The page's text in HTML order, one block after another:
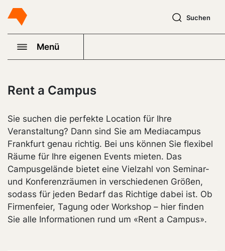
Suchen
Menü
Rent a Campus
Sie suchen die perfekte Location für Ihre
Veranstaltung? Dann sind Sie am Mediacampus
Frankfurt genau richtig. Bei uns können Sie flexibel
Räume für Ihre eigenen Events mieten. Das
Campusgelände bietet eine Vielzahl von Seminar-
und Konferenzräumen in verschiedenen Größen,
sodass für jeden Bedarf das Richtige dabei ist. Ob
Firmenfeier, Tagung oder Workshop – hier finden
Sie alle Informationen rund um «Rent a Campus».